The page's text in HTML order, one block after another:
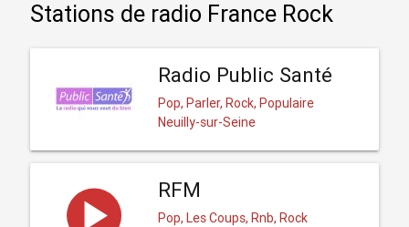
Stations de radio France Rock
Radio Public Santé
Pop, Parler, Rock, Populaire
Neuilly-sur-Seine
RFM
Pop, Les Coups, Rnb, Rock